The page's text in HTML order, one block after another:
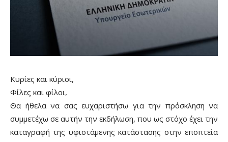
Κυρίες και κύριοι,
Φίλες και φίλοι,
Θα ήθελα να σας ευχαριστήσω για την πρόσκληση να
συμμετέχω σε αυτήν την εκδήλωση, που ως στόχο έχει την
καταγραφή της υφιστάμενης κατάστασης στην εποπτεία